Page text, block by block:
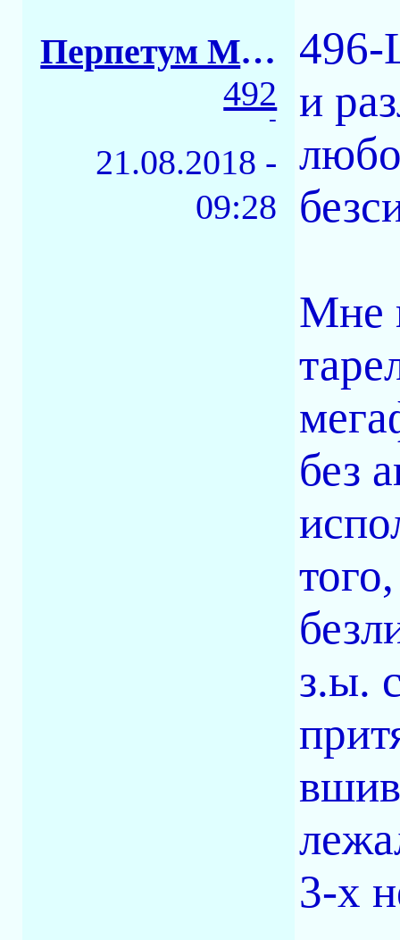
Перпетум Мобиле
492
-
21.08.2018 -
09:28
496-
и
Мне
без
з.ы.
3-х